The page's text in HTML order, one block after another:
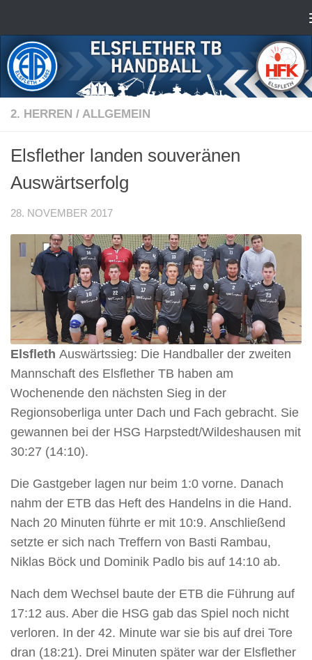
2. HERREN / ALLGEMEIN
Elsflether landen souveränen
Auswärtserfolg
28. NOVEMBER 2017
Elsfleth Auswärtssieg: Die Handballer der zweiten
Mannschaft des Elsflether TB haben am
Wochenende den nächsten Sieg in der
Regionsoberliga unter Dach und Fach gebracht. Sie
gewannen bei der HSG Harpstedt/Wildeshausen mit
30:27 (14:10).
Die Gastgeber lagen nur beim 1:0 vorne. Danach
nahm der ETB das Heft des Handelns in die Hand.
Nach 20 Minuten führte er mit 10:9. Anschließend
setzte er sich nach Treffern von Basti Rambau,
Niklas Böck und Dominik Padlo bis auf 14:10 ab.
Nach dem Wechsel baute der ETB die Führung auf
17:12 aus. Aber die HSG gab das Spiel noch nicht
verloren. In der 42. Minute war sie bis auf drei Tore
dran (18:21). Drei Minuten später war der Elsflether